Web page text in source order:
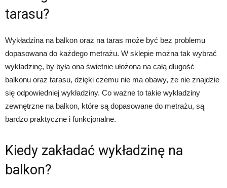
tarasu?
Wykładzina na balkon oraz na taras może być bez problemu
dopasowana do każdego metrażu. W sklepie można tak wybrać
wykładzinę, by była ona świetnie ułożona na całą długość
balkonu oraz tarasu, dzięki czemu nie ma obawy, że nie znajdzie
się odpowiedniej wykładziny. Co ważne to takie wykładziny
zewnętrzne na balkon, które są dopasowane do metrażu, są
bardzo praktyczne i funkcjonalne.
Kiedy zakładać wykładzinę na
balkon?